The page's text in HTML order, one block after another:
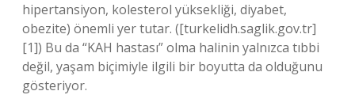
hipertansiyon, kolesterol yüksekliği, diyabet,
obezite) önemli yer tutar. ([turkelidh.saglik.gov.tr]
[1]) Bu da “KAH hastası” olma halinin yalnızca tıbbi
değil, yaşam biçimiyle ilgili bir boyutta da olduğunu
gösteriyor.